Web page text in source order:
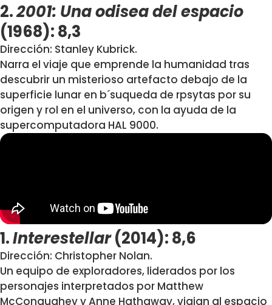
2.2001: Una odisea del espacio
(1968): 8,3
Dirección: Stanley Kubrick.
Narra el viaje que emprende la humanidad tras
descubrir un misterioso artefacto debajo de la
superficie lunar en b´suqueda de rpsytas por su
origen y rol en el universo, con la ayuda de la
supercomputadora HAL 9000.
1.Interestellar(2014): 8,6
Dirección: Christopher Nolan.
Un equipo de exploradores, liderados por los
personajes interpretados por Matthew
McConaughey y Anne Hathaway, viajan al espacio